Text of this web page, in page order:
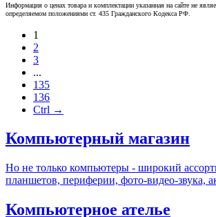
Информация о ценах товара и комплектации указанная на сайте не
определяемом положениями ст. 435 Гражданского Кодекса РФ.
1
2
3
...
135
136
Ctrl →
Компьютерный магазин
Но не только компьютеры - широкий
планшетов, периферии, фото-видео-звука,
Компьютерное ателье